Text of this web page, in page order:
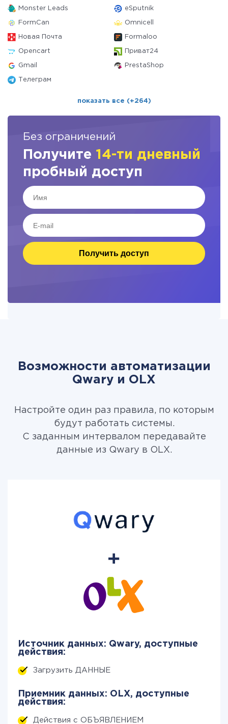
Monster Leads eSputnik
FormCan Omnicell
Новая Почта Formaloo
Opencart Приват24
Gmail PrestaShop
Телеграм
показать все (+264)
Без ограничений
Получите 14-ти дневный
пробный доступ
Получить доступ
Возможности автоматизации
Qwary и OLX
Настройте один раз правила, по которым
будут работать системы.
С заданным интервалом передавайте
данные из Qwary в OLX.
Источник данных: Qwary, доступные
действия:
Загрузить ДАННЫЕ
Приемник данных: OLX, доступные
действия:
Действия с ОБЪЯВЛЕНИЕМ